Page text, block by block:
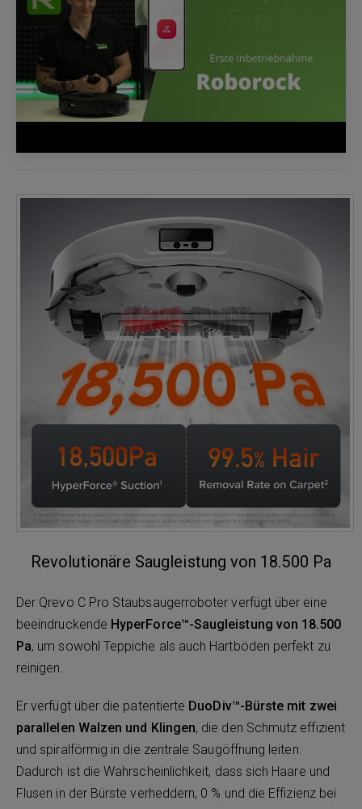
Revolutionäre Saugleistung von 18.500 Pa
Der Qrevo C Pro Staubsaugerroboter verfügt über eine
beeindruckende HyperForce™-Saugleistung von 18.500
Pa, um sowohl Teppiche als auch Hartböden perfekt zu
reinigen.
Er verfügt über die patentierte DuoDiv™-Bürste mit zwei
parallelen Walzen und Klingen, die den Schmutz effizient
und spiralförmig in die zentrale Saugöffnung leiten.
Dadurch ist die Wahrscheinlichkeit, dass sich Haare und
Flusen in der Bürste verheddern, 0 % und die Effizienz bei